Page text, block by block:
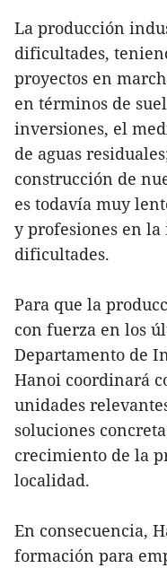
La producción
dificultades,
proyectos en
en términos de
inversiones, el
de aguas
construcción de
es todavía muy
y profesiones en
dificultades.
Para que la
con fuerza en los
Departamento de
Hanoi coordinará
unidades
soluciones
crecimiento de la
localidad.
En consecuencia,
formación para